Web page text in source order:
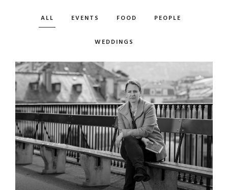
ALL EVENTS FOOD PEOPLE
WEDDINGS